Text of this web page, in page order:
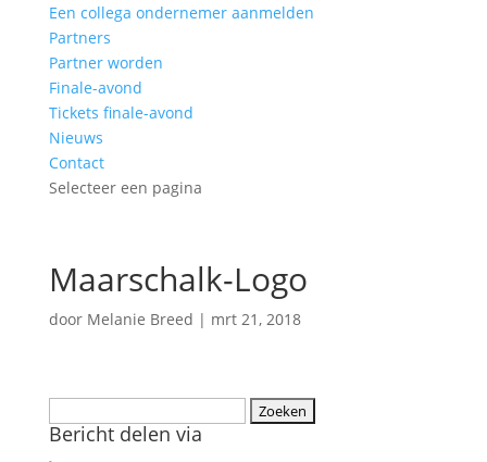
Een collega ondernemer aanmelden
Partners
Partner worden
Finale-avond
Tickets finale-avond
Nieuws
Contact
Selecteer een pagina
Maarschalk-Logo
door Melanie Breed | mrt 21, 2018
naar:
Bericht delen via